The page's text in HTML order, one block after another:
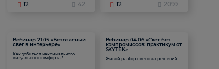
12 42 12 2099
Вебинар 21.05 «Безопасный
свет в интерьере»
Как добиться максимального
визуального комфорта?
Вебинар 04.06 «Свет без
компромиссов: практикум от
SKYTEK»
Живой разбор световых решений